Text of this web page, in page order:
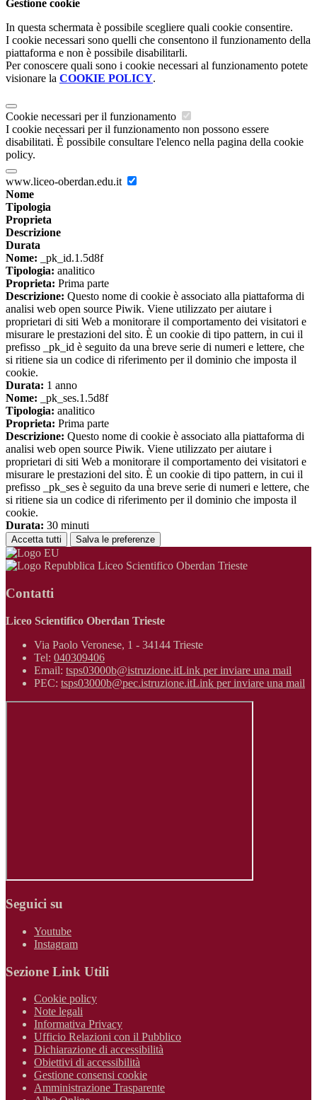
Gestione cookie
In questa schermata è possibile scegliere quali cookie consentire.
I cookie necessari sono quelli che consentono il funzionamento della
piattaforma e non è possibile disabilitarli.
Per conoscere quali sono i cookie necessari al funzionamento potete
visionare la COOKIE POLICY.
Cookie necessari per il funzionamento
I cookie necessari per il funzionamento non possono essere
disabilitati. È possibile consultare l'elenco nella pagina della cookie
policy.
www.liceo-oberdan.edu.it
Nome
Tipologia
Proprieta
Descrizione
Durata
Nome: _pk_id.1.5d8f
Tipologia: analitico
Proprieta: Prima parte
Descrizione: Questo nome di cookie è associato alla piattaforma di
analisi web open source Piwik. Viene utilizzato per aiutare i
proprietari di siti Web a monitorare il comportamento dei visitatori e
misurare le prestazioni del sito. È un cookie di tipo pattern, in cui il
prefisso _pk_id è seguito da una breve serie di numeri e lettere, che
si ritiene sia un codice di riferimento per il dominio che imposta il
cookie.
Durata: 1 anno
Nome: _pk_ses.1.5d8f
Tipologia: analitico
Proprieta: Prima parte
Descrizione: Questo nome di cookie è associato alla piattaforma di
analisi web open source Piwik. Viene utilizzato per aiutare i
proprietari di siti Web a monitorare il comportamento dei visitatori e
misurare le prestazioni del sito. È un cookie di tipo pattern, in cui il
prefisso _pk_ses è seguito da una breve serie di numeri e lettere, che
si ritiene sia un codice di riferimento per il dominio che imposta il
cookie.
Durata: 30 minuti
Accetta tutti Salva le preferenze
Liceo Scientifico Oberdan Trieste
Contatti
Liceo Scientifico Oberdan Trieste
Via Paolo Veronese, 1 - 34144 Trieste
Tel: 040309406
Email: tsps03000b@istruzione.itLink per inviare una mail
PEC: tsps03000b@pec.istruzione.itLink per inviare una mail
Seguici su
Youtube
Instagram
Sezione Link Utili
Cookie policy
Note legali
Informativa Privacy
Ufficio Relazioni con il Pubblico
Dichiarazione di accessibilità
Obiettivi di accessibilità
Gestione consensi cookie
Amministrazione Trasparente